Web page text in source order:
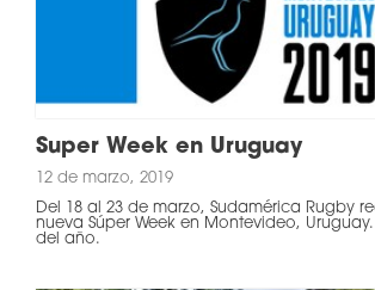
Super Week en Uruguay
12 de marzo, 2019
Del 18 al 23 de marzo, Sudamérica Rugby
nueva Súper Week en Montevideo,
del año.